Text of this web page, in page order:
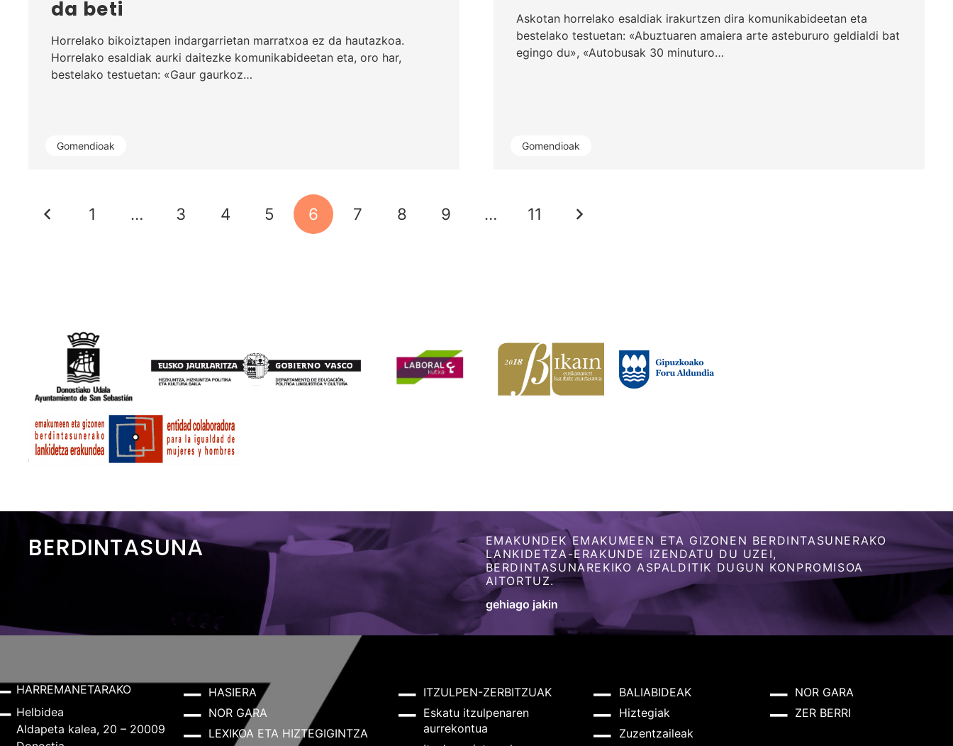
Gomendioak
da beti
Horrelako bikoiztapen indargarrietan marratxoa ez da hautazkoa.
Horrelako esaldiak aurki daitezke komunikabideetan eta, oro har,
bestelako testuetan: «Gaur gaurkoz…
Gomendioak
Askotan horrelako esaldiak irakurtzen dira komunikabideetan eta
bestelako testuetan: «Abuztuaren amaiera arte astebururo geldialdi bat
egingo du», «Autobusak 30 minuturo…
1 … 3 4 5 6 7 8 9 … 11
BERDINTASUNA
EMAKUNDEK EMAKUMEEN ETA GIZONEN BERDINTASUNERAKO
LANKIDETZA-ERAKUNDE IZENDATU DU UZEI,
BERDINTASUNAREKIKO ASPALDITIK DUGUN KONPROMISOA
AITORTUZ.
gehiago jakin
HARREMANETARAKO
Helbidea
Aldapeta kalea, 20 – 20009
HASIERA
NOR GARA
LEXIKOA ETA HIZTEGIGINTZA
ITZULPEN-ZERBITZUAK
Eskatu itzulpenaren
aurrekontua
BALIABIDEAK
Hiztegiak
Zuzentzaileak
NOR GARA
ZER BERRI